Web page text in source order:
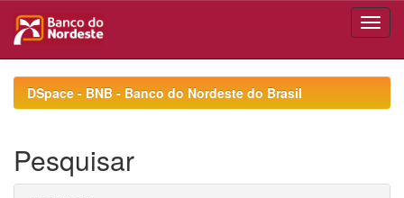
navigationDSpace - BNB - Banco do Nordeste do Brasil
Pesquisar